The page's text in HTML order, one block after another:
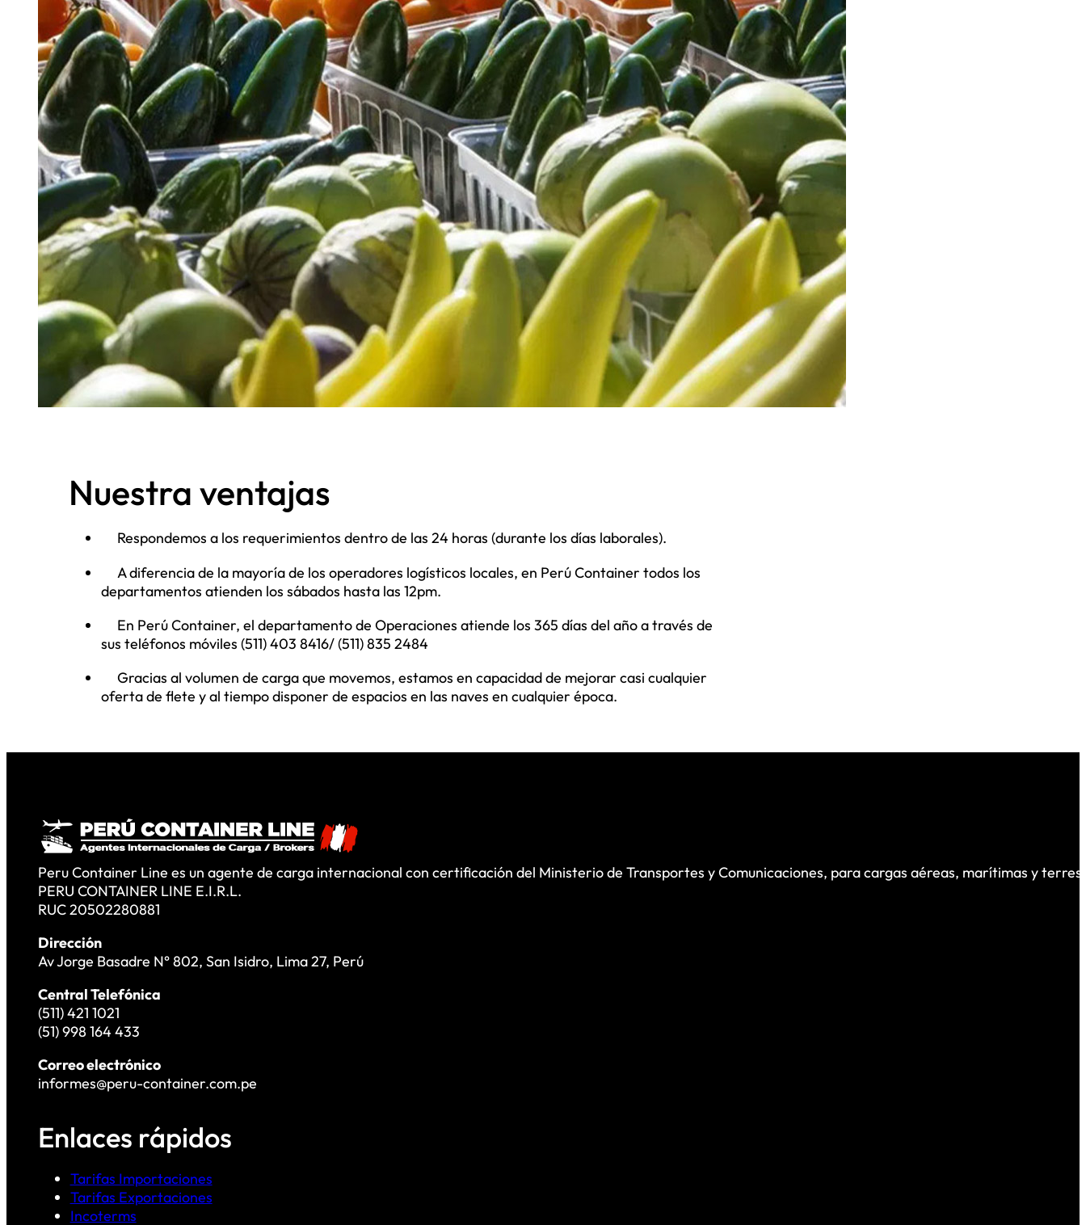
Nuestra ventajas
Respondemos a los requerimientos dentro de las 24 horas (durante los días laborales).
A diferencia de la mayoría de los operadores logísticos locales, en Perú Container todos los
departamentos atienden los sábados hasta las 12pm.
En Perú Container, el departamento de Operaciones atiende los 365 días del año a través de
sus teléfonos móviles (511) 403 8416/ (511) 835 2484
Gracias al volumen de carga que movemos, estamos en capacidad de mejorar casi cualquier
oferta de flete y al tiempo disponer de espacios en las naves en cualquier época.
Peru Container Line es un agente de carga internacional con certificación del Ministerio de Transportes y Comunicaciones, para cargas aéreas, marítimas y
PERU CONTAINER LINE E.I.R.L.
RUC 20502280881
Dirección
Av Jorge Basadre N° 802, San Isidro, Lima 27, Perú
Central Telefónica
(511) 421 1021
(51) 998 164 433
Correo electrónico
informes@peru-container.com.pe
Enlaces rápidos
Tarifas Importaciones
Tarifas Exportaciones
Incoterms